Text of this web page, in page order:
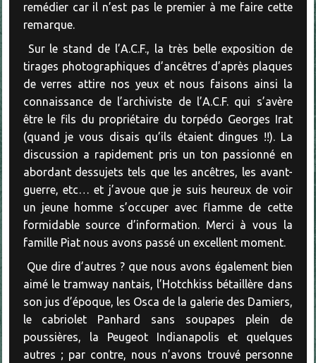
remédier car il n’est pas le premier à me faire cette
remarque.
Sur le stand de l’A.C.F., la très belle exposition de
tirages photographiques d’ancêtres d’après plaques
de verres attire nos yeux et nous faisons ainsi la
connaissance de l’archiviste de l’A.C.F. qui s’avère
être le fils du propriétaire du torpédo Georges Irat
(quand je vous disais qu’ils étaient dingues !!). La
discussion a rapidement pris un ton passionné en
abordant dessujets tels que les ancêtres, les avant-
guerre, etc… et j’avoue que je suis heureux de voir
un jeune homme s’occuper avec flamme de cette
formidable source d’information. Merci à vous la
famille Piat nous avons passé un excellent moment.
Que dire d’autres ? que nous avons également bien
aimé le tramway nantais, l’Hotchkiss bétaillère dans
son jus d’époque, les Osca de la galerie des Damiers,
le cabriolet Panhard sans soupapes plein de
poussières, la Peugeot Indianapolis et quelques
autres ; par contre, nous n’avons trouvé personne